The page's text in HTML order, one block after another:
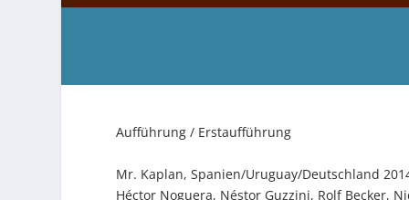
Aufführung / Erstaufführung
Mr. Kaplan, Spanien/Uruguay/Deutschland
Héctor Noguera, Néstor Guzzini, Rolf Becker,